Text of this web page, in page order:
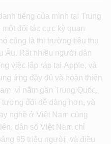
tiếng của mình tại Trung
đối tác cực kỳ quan
cũng là thị trường tiêu thụ
Âu. Rất nhiều người dân
việc lắp ráp tại Apple, và
ứng đầy đủ và hoàn thiện
vì nằm gần Trung Quốc,
đối dễ dàng hơn, và
nghề ở Việt Nam cũng
dân số Việt Nam chỉ
95 triệu người, và điều